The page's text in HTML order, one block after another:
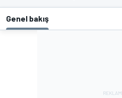
Genel bakış